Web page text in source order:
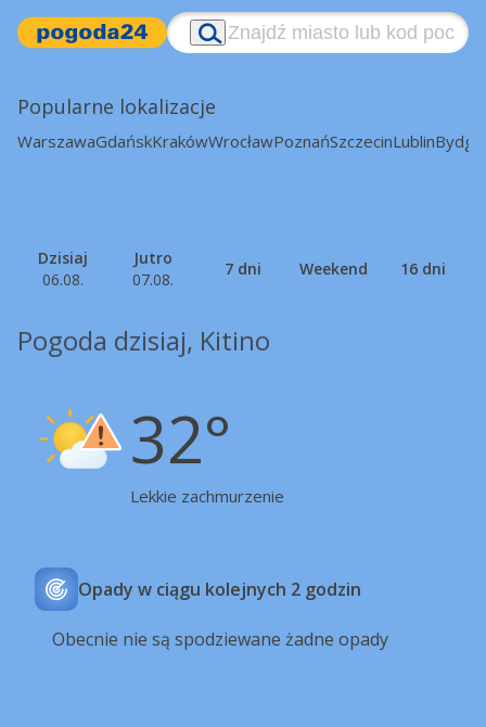
Popularne lokalizacje
WarszawaGdańskKrakówWrocławPoznańSzczecinLublin
Dzisiaj
06.08.
Jutro
07.08.
7 dni Weekend 16 dni
Pogoda dzisiaj, Kitino
32°
Lekkie zachmurzenie
Opady w ciągu kolejnych 2 godzin
Obecnie nie są spodziewane żadne opady